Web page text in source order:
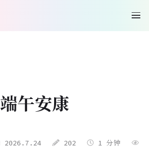
端午安康
2026.7.24 202
1 分钟